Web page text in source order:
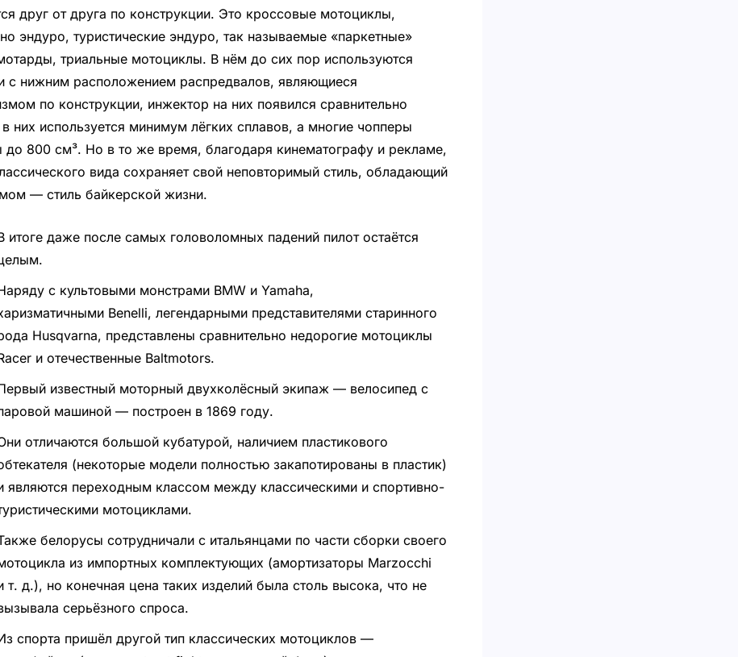
друг от друга по конструкции. Это кроссовые мотоциклы,
эндуро, туристические эндуро, так называемые «паркетные»
триальные мотоциклы. В нём до сих пор используются
с нижним расположением распредвалов, являющиеся
по конструкции, инжектор на них появился сравнительно
них используется минимум лёгких сплавов, а многие чопперы
до 800 см³. Но в то же время, благодаря кинематографу и рекламе,
вида сохраняет свой неповторимый стиль, обладающий
— стиль байкерской жизни.
итоге даже после самых головоломных падений пилот остаётся
с культовыми монстрами BMW и Yamaha,
Benelli, легендарными представителями старинного
Husqvarna, представлены сравнительно недорогие мотоциклы
и отечественные Baltmotors.
известный моторный двухколёсный экипаж — велосипед с
машиной — построен в 1869 году.
отличаются большой кубатурой, наличием пластикового
(некоторые модели полностью закапотированы в пластик)
являются переходным классом между классическими и спортивно-
мотоциклами.
белорусы сотрудничали с итальянцами по части сборки своего
из импортных комплектующих (амортизаторы Marzocchi
т. д.), но конечная цена таких изделий была столь высока, что не
серьёзного спроса.
спорта пришёл другой тип классических мотоциклов —